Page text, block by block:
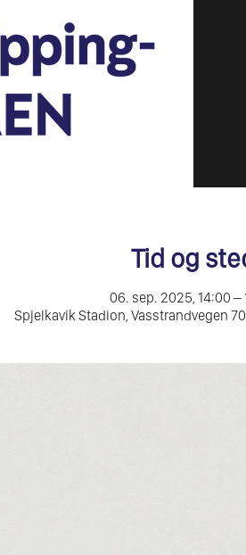
Tid og
06. sep. 2025, 14:00 –
Spjelkavik Stadion, Vasstrandvegen